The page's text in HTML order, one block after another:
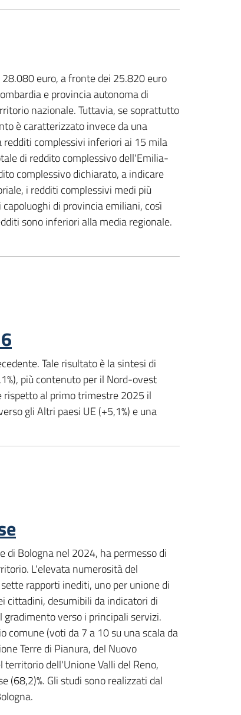
euro, a fronte dei 25.820 euro
e provincia autonoma di
nazionale. Tuttavia, se soprattutto
è caratterizzato invece da una
redditi complessivi inferiori ai 15 mila
di reddito complessivo dell'Emilia-
complessivo dichiarato, a indicare
i redditi complessivi medi più
di provincia emiliani, così
sono inferiori alla media regionale.
Tale risultato è la sintesi di
più contenuto per il Nord-ovest
rispetto al primo trimestre 2025 il
gli Altri paesi UE (+5,1%) e una
di Bologna nel 2024, ha permesso di
L'elevata numerosità del
rapporti inediti, uno per unione di
cittadini, desumibili da indicatori di
verso i principali servizi.
comune (voti da 7 a 10 su una scala da
Terre di Pianura, del Nuovo
dell'Unione Valli del Reno,
(68,2)%. Gli studi sono realizzati dal